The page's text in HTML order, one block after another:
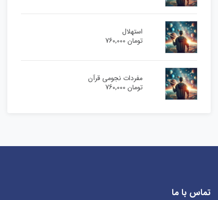
استهلال
تومان760,000
مفردات نجومی قرآن
تومان760,000
تماس با ما